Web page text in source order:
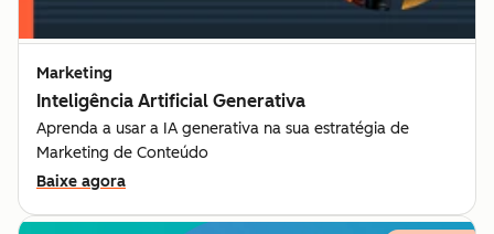
Marketing
Inteligência Artificial Generativa
Aprenda a usar a IA generativa na sua estratégia de
Marketing de Conteúdo
Baixe agora